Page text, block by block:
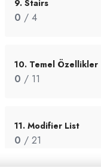
9. Stairs
0 / 4
10. Temel Özellikler
0 / 11
11. Modifier List
0 / 21